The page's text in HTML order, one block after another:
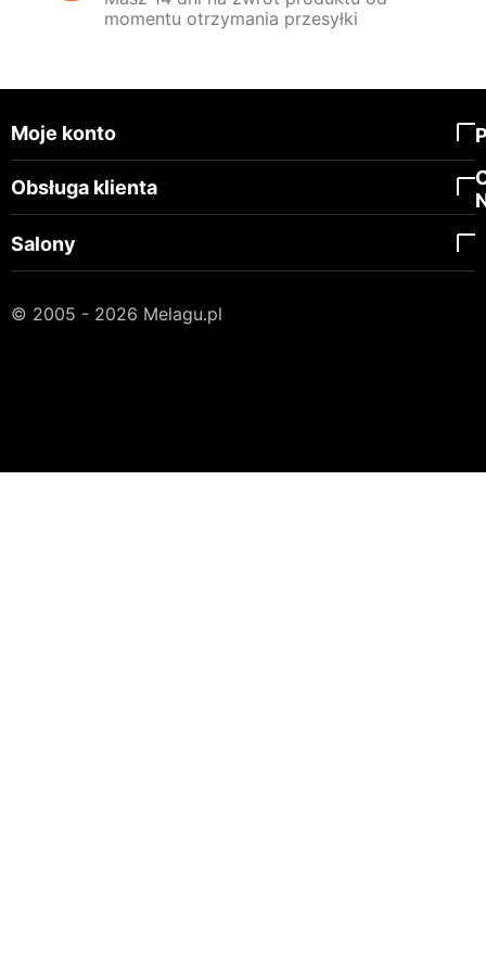
momentu otrzymania przesyłki
Moje konto
Obsługa klienta
Salony
© 2005 - 2026 Melagu.pl